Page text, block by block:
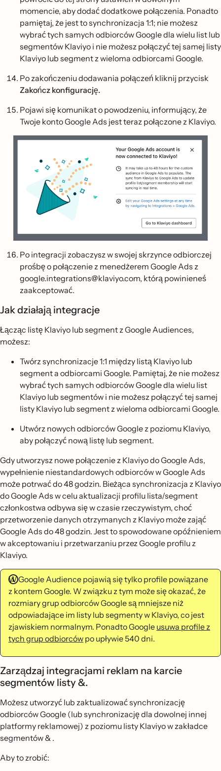
momencie, aby dodać dodatkowe połączenia. Ponadto
pamiętaj, że jest to synchronizacja 1:1; nie możesz
wybrać tych samych odbiorców Google dla wielu list lub
segmentów Klaviyo i nie możesz połączyć tej samej listy
Klaviyo lub segment z wieloma odbiorcami Google.
Po zakończeniu dodawania połączeń kliknij przycisk
Zakończ konfigurację.
Pojawi się komunikat o powodzeniu, informujący, że
Twoje konto Google Ads jest teraz połączone z Klaviyo.
Po integracji zobaczysz w swojej skrzynce odbiorczej
prośbę o połączenie z menedżerem Google Ads z
google.integrations@klaviyo.com, którą powinieneś
zaakceptować.
Jak działają integracje
Łącząc listę Klaviyo lub segment z Google Audiences,
możesz:
Twórz synchronizacje 1:1 między listą Klaviyo lub
segment a odbiorcami Google. Pamiętaj, że nie możesz
wybrać tych samych odbiorców Google dla wielu list
Klaviyo lub segmentów i nie możesz połączyć tej samej
listy Klaviyo lub segment z wieloma odbiorcami Google.
Utwórz nowych odbiorców Google z poziomu Klaviyo,
aby połączyć nową listę lub segment.
Gdy utworzysz nowe połączenie z Klaviyo do Google Ads,
wypełnienie niestandardowych odbiorców w Google Ads
może potrwać do 48 godzin. Bieżąca synchronizacja z Klaviyo
do Google Ads w celu aktualizacji profilu lista/segment
członkostwa odbywa się w czasie rzeczywistym, choć
przetworzenie danych otrzymanych z Klaviyo może zająć
Google Ads do 48 godzin. Jest to spowodowane opóźnieniem
w akceptowaniu i przetwarzaniu przez Google profilu z
Klaviyo.
W Google Audience pojawią się tylko profile powiązane
z kontem Google. W związku z tym może się okazać, że
rozmiary grup odbiorców Google są mniejsze niż
odpowiadające im listy lub segmenty w Klaviyo, co jest
zjawiskiem normalnym. Ponadto Google usuwa profile z
tych grup odbiorców po upływie 540 dni.
Zarządzaj integracjami reklam na karcie
segmentów listy &.
Możesz utworzyć lub zaktualizować synchronizację
odbiorców Google (lub synchronizację dla dowolnej innej
platformy reklamowej) z poziomu listy Klaviyow zakładce
segmentów & .
Aby to zrobić: